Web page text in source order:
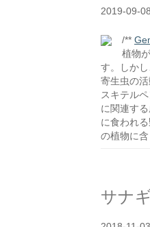
2019-09-08
/**
植物
す。しか
寄生虫の
スキテル
に関連す
に食われ
の植物に
サナ